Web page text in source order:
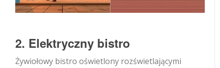
2. Elektryczny bistro
Żywiołowy bistro oświetlony rozświetlającymi